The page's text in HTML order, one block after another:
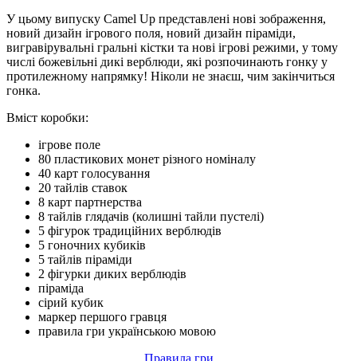
У цьому випуску Camel Up представлені нові зображення,
новий дизайн ігрового поля, новий дизайн піраміди,
вигравірувальні гральні кістки та нові ігрові режими, у тому
числі божевільні дикі верблюди, які розпочинають гонку у
протилежному напрямку! Ніколи не знаєш, чим закінчиться
гонка.
Вміст коробки:
ігрове поле
80 пластикових монет різного номіналу
40 карт голосування
20 тайлів ставок
8 карт партнерства
8 тайлів глядачів (колишні тайли пустелі)
5 фігурок традиційних верблюдів
5 гоночних кубиків
5 тайлів піраміди
2 фігурки диких верблюдів
піраміда
сірий кубик
маркер першого гравця
правила гри українською мовою